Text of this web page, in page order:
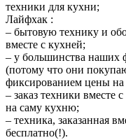
техники для кухни;
Лайфхак :
– бытовую технику и
вместе с кухней;
– у большинства наших
(потому что они
фиксированием цены
– заказ техники вместе
на саму кухню;
– техника, заказанная
бесплатно(!).